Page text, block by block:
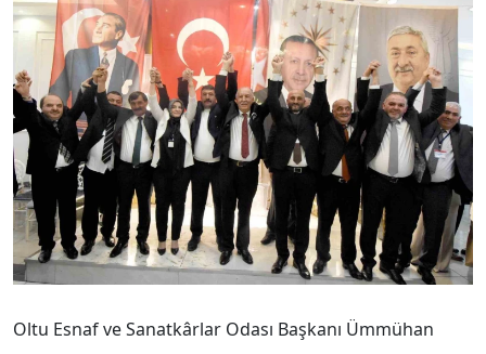
Oltu Esnaf ve Sanatkârlar Odası Başkanı Ümmühan